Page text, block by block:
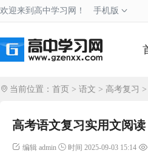
欢迎来到高中学习网！ 手机版
当前位置： 首页 > 语文 > 高考复习
高考语文复习实用文阅
编辑 admin 时间 2025-09-03 15:14